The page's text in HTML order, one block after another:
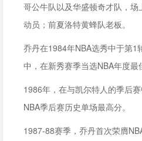
哥公牛队以及华盛顿奇才队，
动员；前夏洛特黄蜂队老板。
乔丹在1984年NBA选秀中于第1
中，在新秀赛季当选NBA年度最
1986年，在与凯尔特人的季后
NBA季后赛历史单场最高分。
1987-88赛季，乔丹首次荣膺